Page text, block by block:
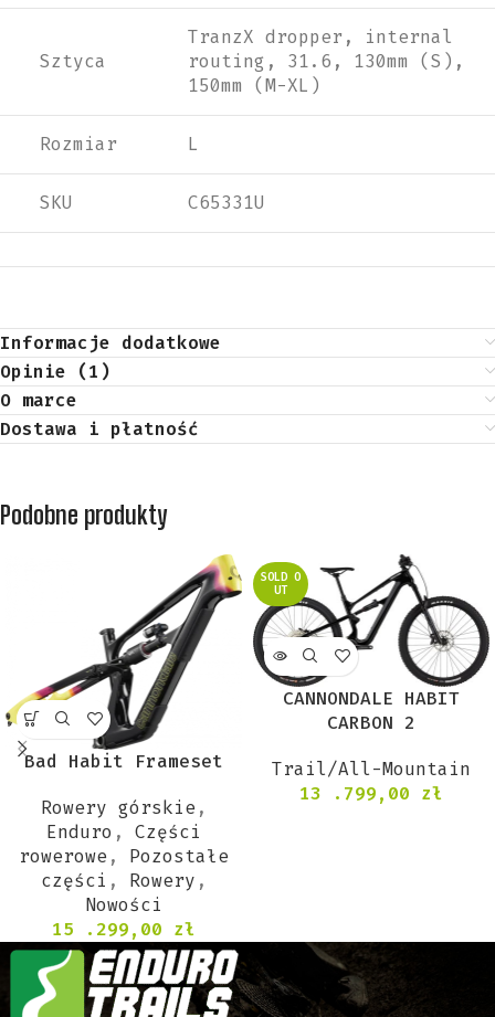
Sztyca
TranzX dropper, internal
routing, 31.6, 130mm (S),
150mm (M-XL)
Rozmiar L
SKU C65331U
Informacje dodatkowe
Opinie (1)
O marce
Dostawa i płatność
Podobne produkty
Bad Habit Frameset
Rowery górskie,
Enduro , Części
rowerowe, Pozostałe
części , Rowery ,
Nowości
15 .299,00 zł
SOLD O
UT
CANNONDALE HABIT
CARBON 2
Trail/All-Mountain
13 .799,00 zł